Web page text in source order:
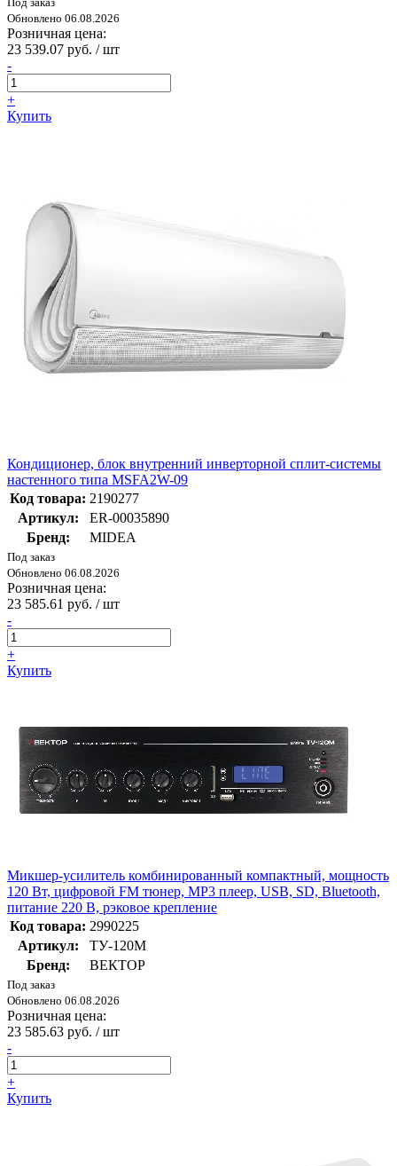
Обновлено 06.08.2026
Розничная цена:
23 539.07 руб. / шт
-
+
Купить
Кондиционер, блок внутренний инверторной сплит-системы
настенного типа MSFA2W-09
Код товара: 2190277
Артикул:
ER-00035890
Бренд:
MIDEA
Под заказ
Обновлено 06.08.2026
Розничная цена:
23 585.61 руб. / шт
-
+
Купить
Микшер-усилитель комбинированный компактный, мощность
120 Вт, цифровой FM тюнер, MP3 плеер, USB, SD, Bluetooth,
питание 220 В, рэковое крепление
Код товара: 2990225
Артикул:
ТУ-120М
Бренд:
ВЕКТОР
Под заказ
Обновлено 06.08.2026
Розничная цена:
23 585.63 руб. / шт
-
+
Купить